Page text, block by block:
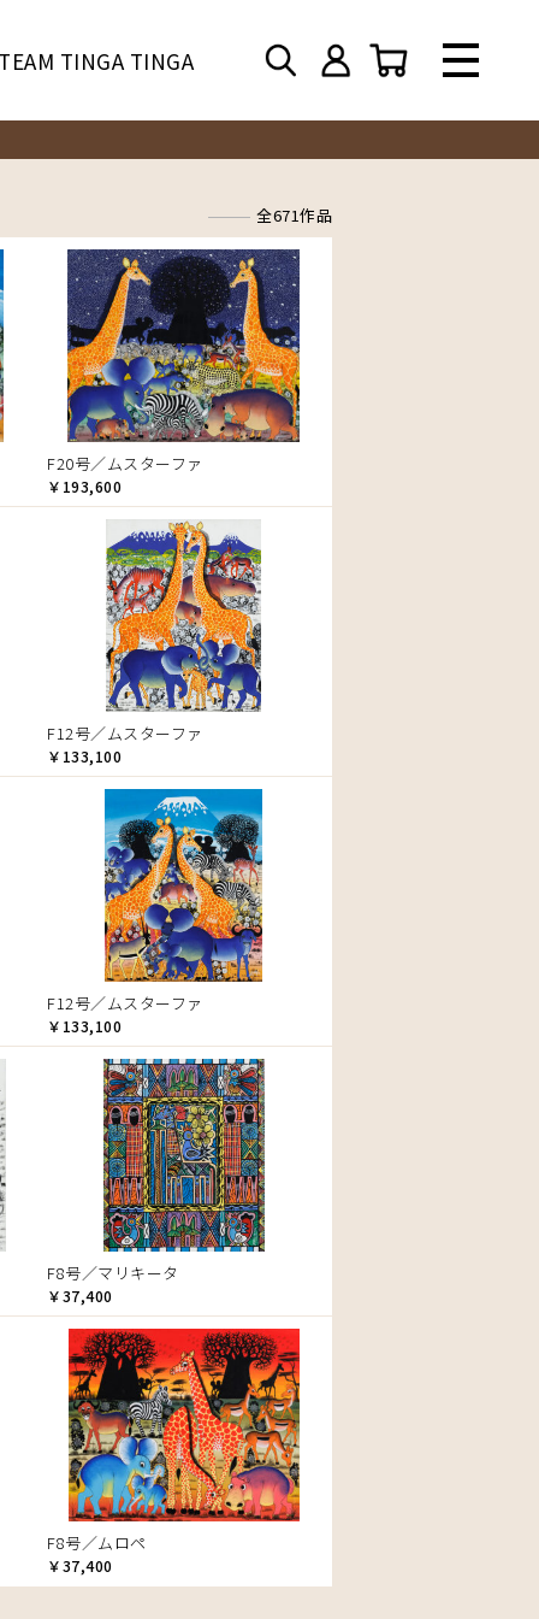
TINGA TINGA
全671作品
F20号／ムスターファ
￥193,600
F12号／ムスターファ
￥133,100
F12号／ムスターファ
￥133,100
F8号／マリキータ
￥37,400
F8号／ムロペ
￥37,400